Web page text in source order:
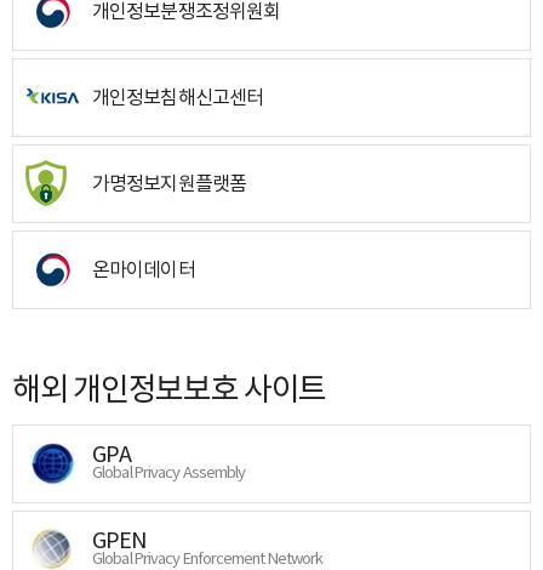
개인정보분쟁조정위원회
개인정보침해신고센터
가명정보지원플랫폼
온마이데이터
해외 개인정보보호 사이트
GPA
Global Privacy Assembly
GPEN
Global Privacy Enforcement Network